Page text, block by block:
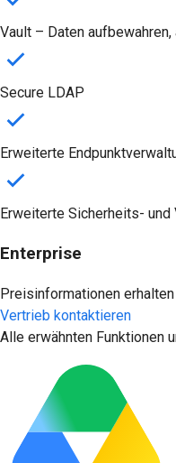
Vault – Daten
Secure LDAP
Erweiterte
Erweiterte Sicherheits-
Enterprise
Preisinformationen
Vertrieb kontaktieren
Alle erwähnten Funktionen